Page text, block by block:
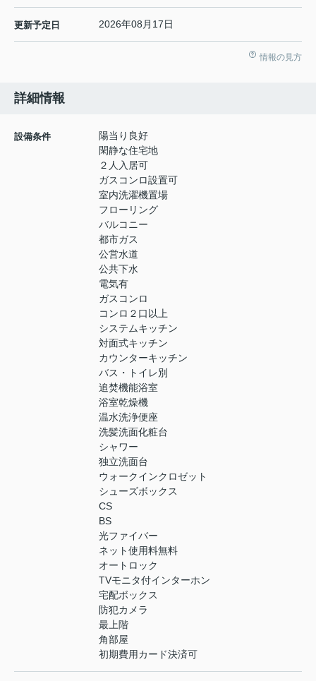
更新予定日 2026年08月17日
情報の見方
詳細情報
設備条件
陽当り良好
閑静な住宅地
２人入居可
ガスコンロ設置可
室内洗濯機置場
フローリング
バルコニー
都市ガス
公営水道
公共下水
電気有
ガスコンロ
コンロ２口以上
システムキッチン
対面式キッチン
カウンターキッチン
バス・トイレ別
追焚機能浴室
浴室乾燥機
温水洗浄便座
洗髪洗面化粧台
シャワー
独立洗面台
ウォークインクロゼット
シューズボックス
CS
BS
光ファイバー
ネット使用料無料
オートロック
TVモニタ付インターホン
宅配ボックス
防犯カメラ
最上階
角部屋
初期費用カード決済可